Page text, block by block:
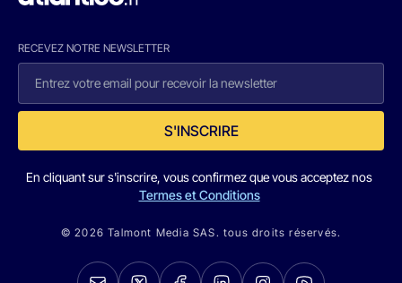
RECEVEZ NOTRE NEWSLETTER
S'INSCRIRE
En cliquant sur s'inscrire, vous confirmez que vous acceptez nos
Termes et Conditions
© 2026 Talmont Media SAS. tous droits réservés.